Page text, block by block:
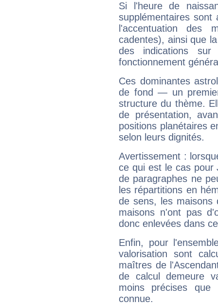
Si l'heure de
supplémentaires sont
l'accentuation des
cadentes), ainsi que
des indications sur
fonctionnement
Ces dominantes
de fond — un
structure du thème.
de présentation,
positions planétaires
selon leurs dignités.
Avertissement :
ce qui est le cas pour
de paragraphes ne
les répartitions en
de sens, les maisons
maisons n'ont pas
donc enlevées dans
Enfin, pour
valorisation sont
maîtres de
de calcul demeure
moins précises que
connue.